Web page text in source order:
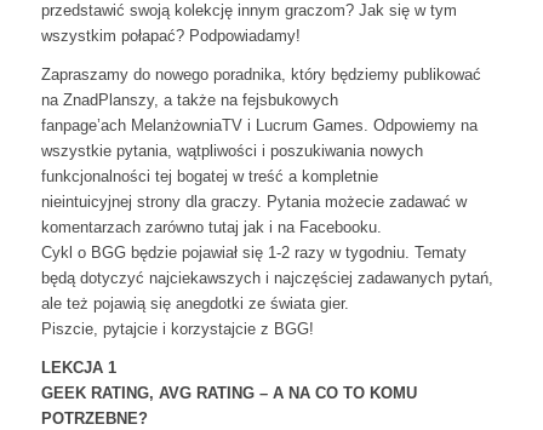
przedstawić swoją kolekcję innym graczom? Jak się w tym
wszystkim połapać? Podpowiadamy!
Zapraszamy do nowego poradnika, który będziemy publikować
na ZnadPlanszy, a także na fejsbukowych
fanpage’ach MelanżowniaTV i Lucrum Games. Odpowiemy na
wszystkie pytania, wątpliwości i poszukiwania nowych
funkcjonalności tej bogatej w treść a kompletnie
nieintuicyjnej strony dla graczy. Pytania możecie zadawać w
komentarzach zarówno tutaj jak i na Facebooku.
Cykl o BGG będzie pojawiał się 1-2 razy w tygodniu. Tematy
będą dotyczyć najciekawszych i najczęściej zadawanych pytań,
ale też pojawią się anegdotki ze świata gier.
Piszcie, pytajcie i korzystajcie z BGG!
LEKCJA 1
GEEK RATING, AVG RATING – A NA CO TO KOMU
POTRZEBNE?